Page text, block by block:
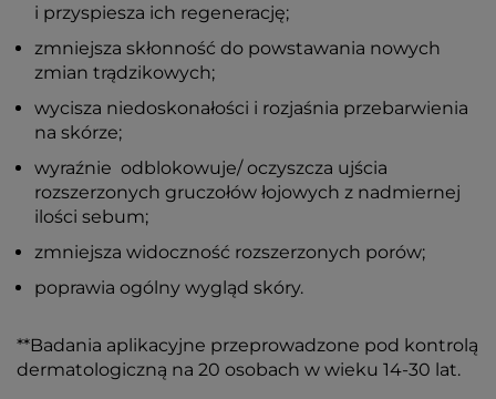
i przyspiesza ich regenerację;
zmniejsza skłonność do powstawania nowych
zmian trądzikowych;
wycisza niedoskonałości i rozjaśnia przebarwienia
na skórze;
wyraźnie odblokowuje/ oczyszcza ujścia
rozszerzonych gruczołów łojowych z nadmiernej
ilości sebum;
zmniejsza widoczność rozszerzonych porów;
poprawia ogólny wygląd skóry.
**Badania aplikacyjne przeprowadzone pod kontrolą
dermatologiczną na 20 osobach w wieku 14-30 lat.